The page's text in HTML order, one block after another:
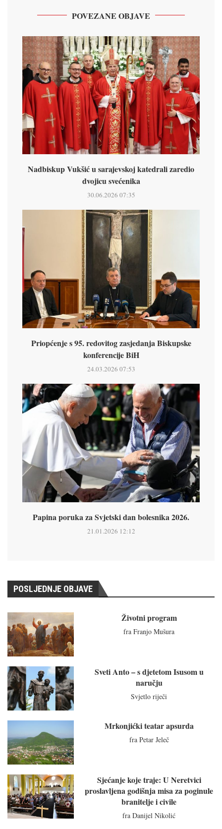
POVEZANE OBJAVE
Nadbiskup Vukšić u sarajevskoj katedrali zaredio
dvojicu svećenika
30.06.2026 07:35
Priopćenje s 95. redovitog zasjedanja Biskupske
konferencije BiH
24.03.2026 07:53
Papina poruka za Svjetski dan bolesnika 2026.
21.01.2026 12:12
POSLJEDNJE OBJAVE
Životni program
fra Franjo Mušura
Sveti Anto – s djetetom Isusom u
naručju
Svjetlo riječi
Mrkonjićki teatar apsurda
fra Petar Jeleč
Sjećanje koje traje: U Neretvici
proslavljena godišnja misa za poginule
branitelje i civile
fra Danijel Nikolić